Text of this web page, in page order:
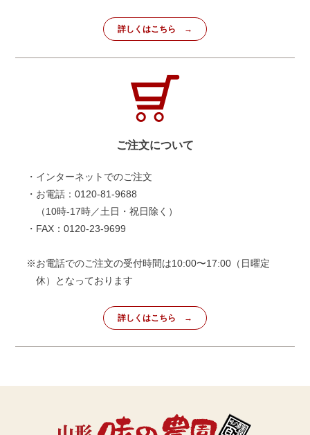
詳しくはこちら
ご注文について
・インターネットでのご注文
・お電話：0120-81-9688
（10時-17時／土日・祝日除く）
・FAX：0120-23-9699
※お電話でのご注文の受付時間は10:00〜17:00（日曜定
休）となっております
詳しくはこちら